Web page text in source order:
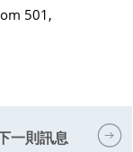
501,
一則訊息